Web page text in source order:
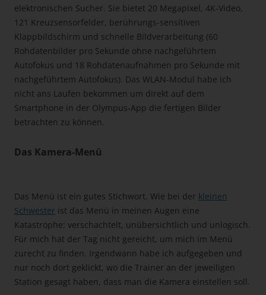
elektronischen Sucher. Sie bietet 20 Megapixel, 4K-Video,
121 Kreuzsensorfelder, berührungs-sensitiven
Klappbildschirm und schnelle Bildverarbeitung (60
Rohdatenbilder pro Sekunde ohne nachgeführtem
Autofokus und 18 Rohdatenaufnahmen pro Sekunde mit
nachgeführtem Autofokus). Das WLAN-Modul habe ich
nicht ans Laufen bekommen um direkt auf dem
Smartphone in der Olympus-App die fertigen Bilder
betrachten zu können.
Das Kamera-Menü
Das Menü ist ein gutes Stichwort. Wie bei der kleinen
Schwester ist das Menü in meinen Augen eine
Katastrophe: verschachtelt, unübersichtlich und unlogisch.
Für mich hat der Tag nicht gereicht, um mich im Menü
zurecht zu finden. Irgendwann habe ich aufgegeben und
nur noch dort geklickt, wo die Trainer an der jeweiligen
Station gesagt haben, dass man die Kamera einstellen soll.